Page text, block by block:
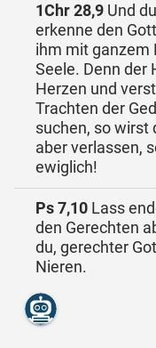
1Chr 28,9 Und
erkenne den
ihm mit ganzem
Seele. Denn der
Herzen und
Trachten der
suchen, so wirst
aber verlassen,
ewiglich!
Ps 7,10 Lass
den Gerechten
du, gerechter
Nieren.